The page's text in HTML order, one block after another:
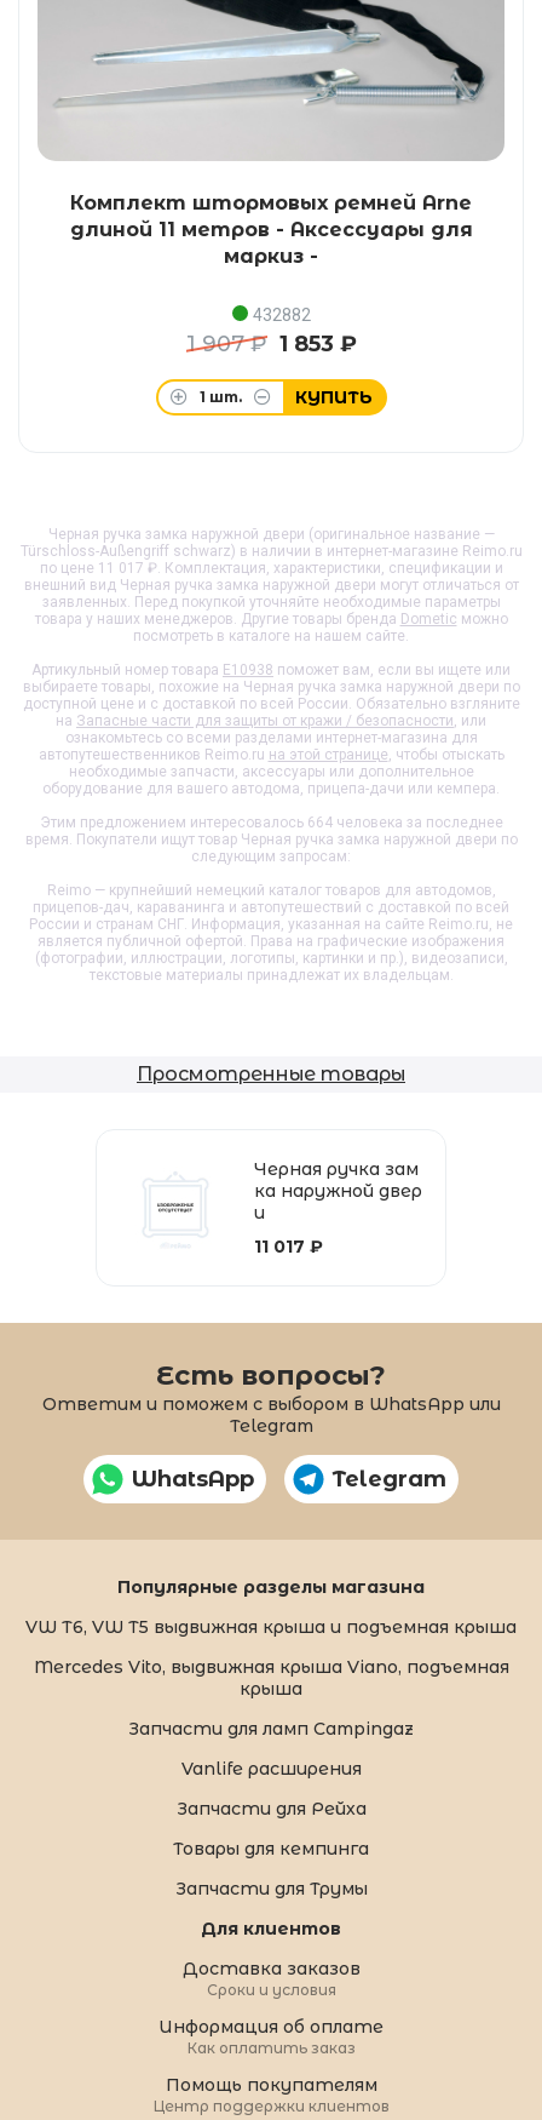
Комплект штормовых ремней Arne
длиной 11 метров - Аксессуары для
маркиз -
432882
1 907 ₽ 1 853 ₽
1 шт. КУПИТЬ
Черная ручка замка наружной двери (оригинальное название —
Türschloss-Außengriff schwarz) в наличии в интернет-магазине Reimo.ru
по цене 11 017 ₽. Комплектация, характеристики, спецификации и
внешний вид Черная ручка замка наружной двери могут отличаться от
заявленных. Перед покупкой уточняйте необходимые параметры
товара у наших менеджеров. Другие товары бренда Dometic можно
посмотреть в каталоге на нашем сайте.
Артикульный номер товара E10938 поможет вам, если вы ищете или
выбираете товары, похожие на Черная ручка замка наружной двери по
доступной цене и с доставкой по всей России. Обязательно взгляните
на Запасные части для защиты от кражи / безопасности , или
ознакомьтесь со всеми разделами интернет-магазина для
автопутешественников Reimo.ru на этой странице , чтобы отыскать
необходимые запчасти, аксессуары или дополнительное
оборудование для вашего автодома, прицепа-дачи или кемпера.
Этим предложением интересовалось 664 человека за последнее
время. Покупатели ищут товар Черная ручка замка наружной двери по
следующим запросам:
Reimo — крупнейший немецкий каталог товаров для автодомов,
прицепов-дач, караванинга и автопутешествий с доставкой по всей
России и странам СНГ. Информация, указанная на сайте Reimo.ru, не
является публичной офертой. Права на графические изображения
(фотографии, иллюстрации, логотипы, картинки и пр.), видеозаписи,
текстовые материалы принадлежат их владельцам.
Просмотренные товары
Черная ручка зам
ка наружной двер
и
11 017 ₽
Есть вопросы?
Ответим и поможем с выбором в WhatsApp или
Telegram
WhatsApp Telegram
Популярные разделы магазина
VW T6, VW T5 выдвижная крыша и подъемная крыша
Mercedes Vito, выдвижная крыша Viano, подъемная
крыша
Запчасти для ламп Campingaz
Vanlife расширения
Запчасти для Рейха
Товары для кемпинга
Запчасти для Трумы
Для клиентов
Доставка заказов
Сроки и условия
Информация об оплате
Как оплатить заказ
Помощь покупателям
Центр поддержки клиентов